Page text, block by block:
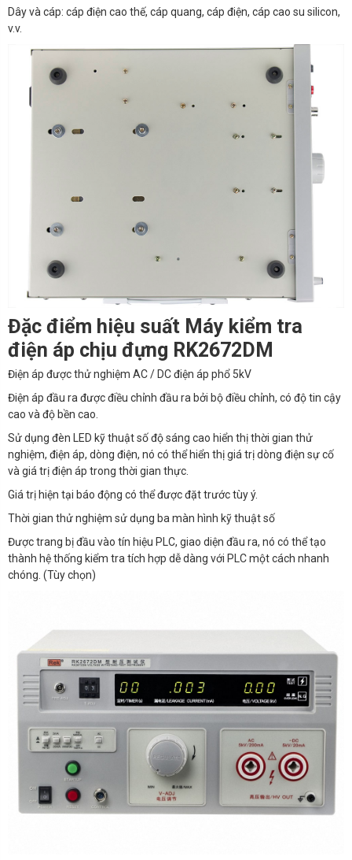
Dây và cáp: cáp điện cao thế, cáp quang, cáp điện, cáp cao su silicon,
v.v.
Đặc điểm hiệu suất Máy kiểm tra
điện áp chịu đựng RK2672DM
Điện áp được thử nghiệm AC / DC điện áp phổ 5kV
Điện áp đầu ra được điều chỉnh đầu ra bởi bộ điều chỉnh, có độ tin cậy
cao và độ bền cao.
Sử dụng đèn LED kỹ thuật số độ sáng cao hiển thị thời gian thử
nghiệm, điện áp, dòng điện, nó có thể hiển thị giá trị dòng điện sự cố
và giá trị điện áp trong thời gian thực.
Giá trị hiện tại báo động có thể được đặt trước tùy ý.
Thời gian thử nghiệm sử dụng ba màn hình kỹ thuật số
Được trang bị đầu vào tín hiệu PLC, giao diện đầu ra, nó có thể tạo
thành hệ thống kiểm tra tích hợp dễ dàng với PLC một cách nhanh
chóng. (Tùy chọn)